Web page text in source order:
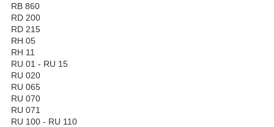
RB 860
RD 200
RD 215
RH 05
RH 11
RU 01 - RU 15
RU 020
RU 065
RU 070
RU 071
RU 100 - RU 110